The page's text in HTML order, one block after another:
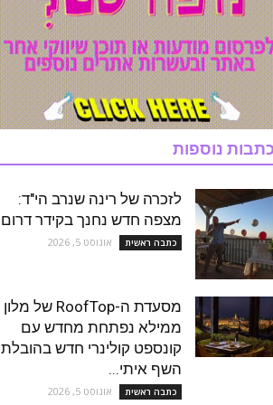
נוספות
לזכרה של רינה שנרב הי"ד:
מצפה חדש נחנך בקידר דרום
כתבה ראשית אוגוסט 5, 2026
מסעדת ה-RoofTop של מלון
ממילא נפתחת מחדש עם
קונספט קולינרי חדש בהובלת
השף איתי...
כתבה ראשית אוגוסט 5, 2026